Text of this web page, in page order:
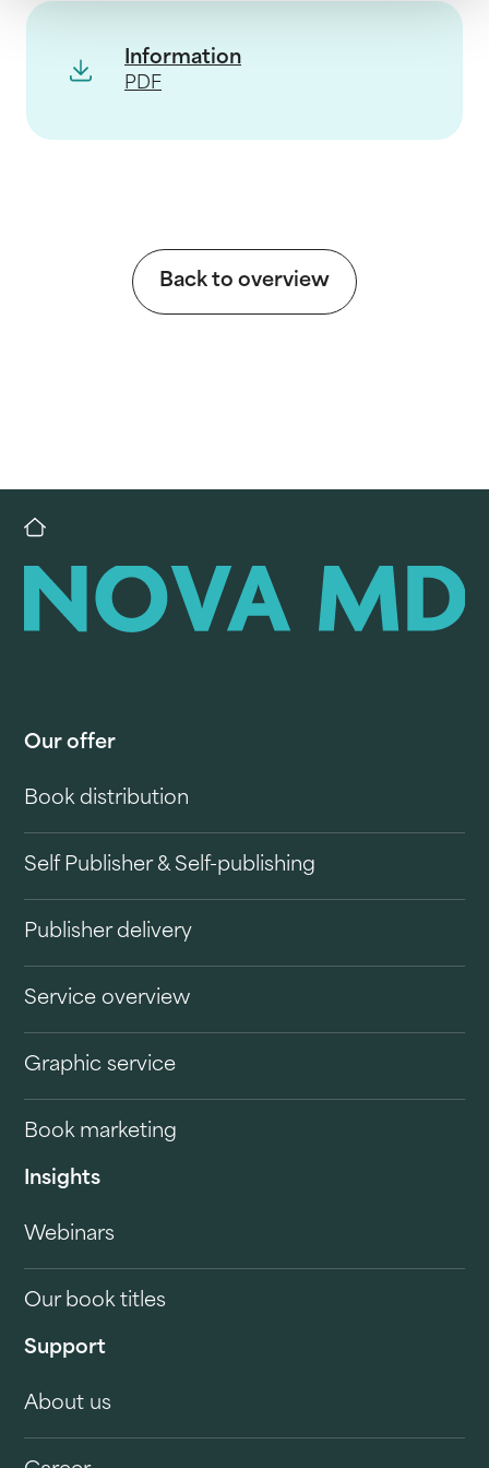
Information
PDF
Back to overview
Our offer
Book distribution
Self Publisher & Self-publishing
Publisher delivery
Service overview
Graphic service
Book marketing
Insights
Webinars
Our book titles
Support
About us